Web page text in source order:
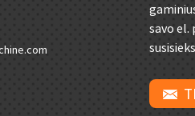
savo el.